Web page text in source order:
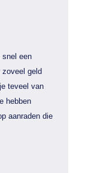
snel een
zoveel geld
teveel van
hebben
aanraden die